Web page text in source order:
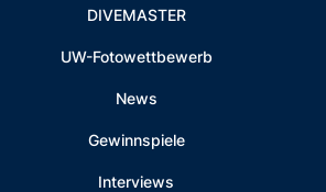
DIVEMASTER
UW-Fotowettbewerb
News
Gewinnspiele
Interviews